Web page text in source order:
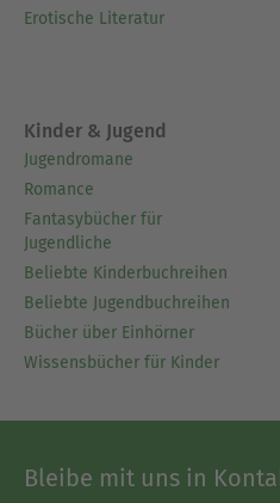
Erotische Literatur
Kinder & Jugend
Jugendromane
Romance
Fantasybücher für
Jugendliche
Beliebte Kinderbuchreihen
Beliebte Jugendbuchreihen
Bücher über Einhörner
Wissensbücher für Kinder
Bleibe mit uns in